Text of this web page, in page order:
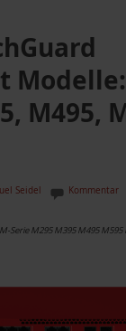
M495,
Seidel Kommentar
Serie M295 M395 M495